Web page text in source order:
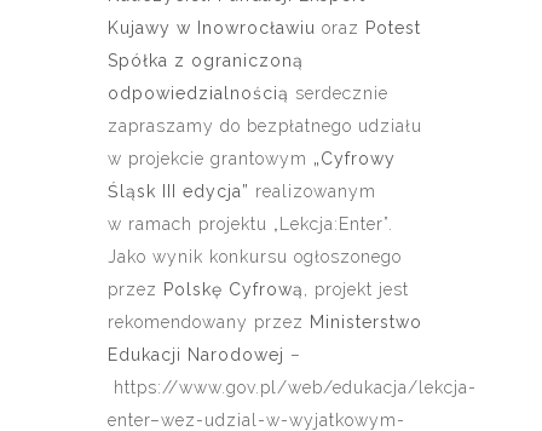
Kujawy w Inowrocławiu oraz Potest
Spółka z ograniczoną
odpowiedzialnością serdecznie
zapraszamy do bezpłatnego udziału
w projekcie grantowym „Cyfrowy
Śląsk III edycja” realizowanym
w ramach projektu „Lekcja:Enter”.
Jako wynik konkursu ogłoszonego
przez Polskę Cyfrową
, projekt jest
rekomendowany przez Ministerstwo
Edukacji Narodowej –
https://www.gov.pl/web/edukacja/lekcja-
enter–wez-udzial-w-wyjatkowym-